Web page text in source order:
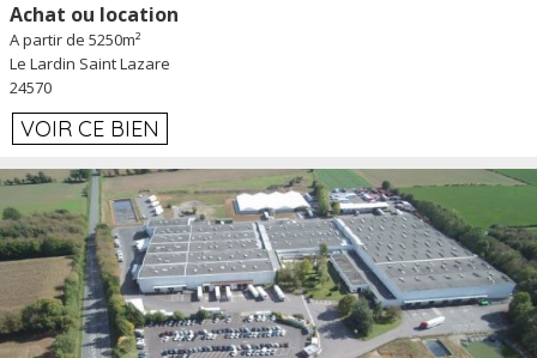
Achat ou location
A partir de 5250m²
Le Lardin Saint Lazare
24570
VOIR CE BIEN